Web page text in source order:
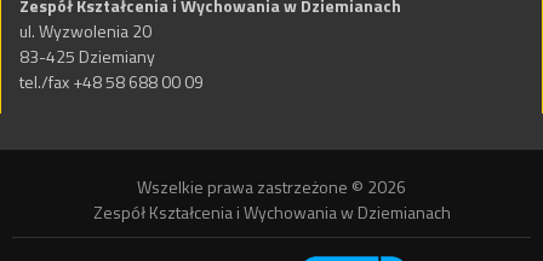
Zespół Kształcenia i Wychowania w Dziemianach
ul. Wyzwolenia 20
83-425 Dziemiany
tel./fax +48 58 688 00 09
Wszelkie prawa zastrzeżone © 2026
Zespół Kształcenia i Wychowania w Dziemianach